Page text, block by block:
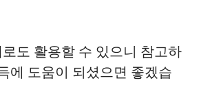
로도 활용할 수 있으니 참고하
에 도움이 되셨으면 좋겠습